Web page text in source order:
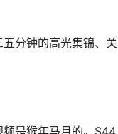
分钟的高光集锦、关